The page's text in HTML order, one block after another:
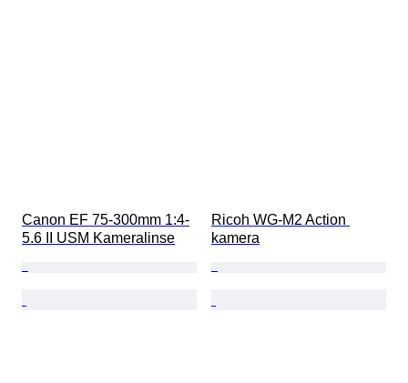
Canon EF 75-300mm 1:4-
5.6 II USM Kameralinse
Ricoh WG-M2 Action
kamera